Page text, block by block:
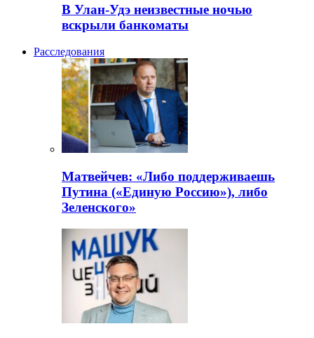
В Улан-Удэ неизвестные ночью
вскрыли банкоматы
Расследования
Матвейчев: «Либо поддерживаешь
Путина («Единую Россию»), либо
Зеленского»